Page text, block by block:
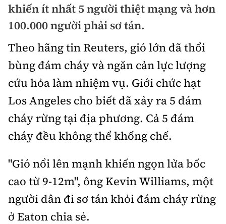
Chuyện dọc đường
Cải chính
Quy hoạch kiến trúc
Giám định chất lượng
Quản lý đô thị
Quản lý
Hàng không
Đường sắt
Đăng kiểm
Đường sắt tốc độ cao
Đường thủy
Hàng hải
Đường sắt đô thị
Kinh tế
Thị trường
Tài chính
Chứng khoán
Bảo hiểm
Doanh nghiệp
Pháp luật
Thanh tra
An ninh hình sự
Điều tra
Hỏi - Đáp
An toàn giao thông
Giao thông 24h
ATGT địa phương
Lái xe an toàn
Chung tay vì ATGT
Chất lượng sống
Giáo dục
Y tế
Đời sống
Lao động - Công đoàn
Văn hóa - Giải Trí
Văn hóa
Showbiz
Điện ảnh
Thể thao
Bóng đá
Bình luận
Công nghệ
khiến ít nhất 5 người thiệt mạng và hơn
100.000 người phải sơ tán.
Theo hãng tin Reuters, gió lớn đã thổi
bùng đám cháy và ngăn cản lực lượng
cứu hỏa làm nhiệm vụ. Giới chức hạt
Los Angeles cho biết đã xảy ra 5 đám
cháy rừng tại địa phương. Cả 5 đám
cháy đều không thể khống chế.
"Gió nổi lên mạnh khiến ngọn lửa bốc
cao từ 9-12m", ông Kevin Williams, một
người dân đi sơ tán khỏi đám cháy rừng
ở Eaton chia sẻ.